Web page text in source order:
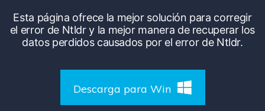
Sala de prensa
Líder en recuperación para Windows
Pruébalo Gratis
Recuperar de Unidades
Recuperar Medios Borrados
Recuperar Documentos
Recursos
Experto en Recuperación de Datos
Esta página ofrece la mejor solución para corregir
el error de Ntldr y la mejor manera de recuperar los
datos perdidos causados ​​por el error de Ntldr.
Descarga para Win